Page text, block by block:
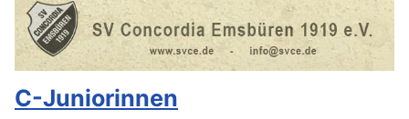
C-Juniorinnen